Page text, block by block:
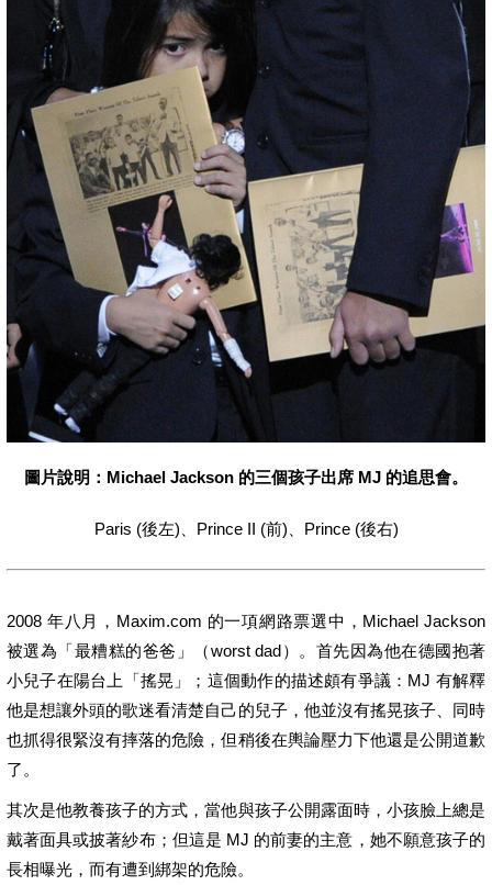
圖片說明：Michael Jackson 的三個孩子出席 MJ 的追思會。
Paris (後左)、Prince II (前)、Prince (後右)
2008 年八月，Maxim.com 的一項網路票選中，Michael Jackson
被選為「最糟糕的爸爸」（worst dad）。首先因為他在德國抱著
小兒子在陽台上「搖晃」；這個動作的描述頗有爭議：MJ 有解釋
他是想讓外頭的歌迷看清楚自己的兒子，他並沒有搖晃孩子、同時
也抓得很緊沒有摔落的危險，但稍後在輿論壓力下他還是公開道歉
了。
其次是他教養孩子的方式，當他與孩子公開露面時，小孩臉上總是
戴著面具或披著紗布；但這是 MJ 的前妻的主意，她不願意孩子的
長相曝光，而有遭到綁架的危險。